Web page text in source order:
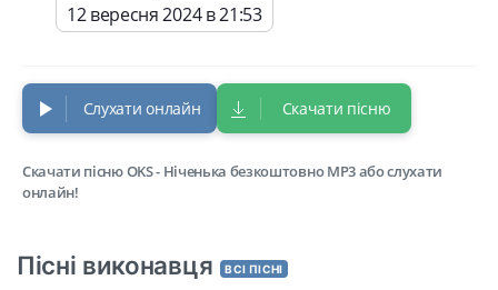
12 вересня 2024 в 21:53
Слухати онлайн Скачати пісню
Скачати пісню OKS - Ніченька безкоштовно MP3 або слухати
онлайн!
Пісні виконавця ВСІ ПІСНІ